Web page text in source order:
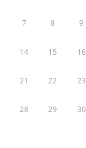
7 8 9
14 15 16
21 22 23
28 29 30